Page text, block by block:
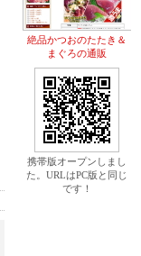
絶品かつおのたたき＆
まぐろの通販
携帯版オープンしまし
た。URLはPC版と同じ
です！